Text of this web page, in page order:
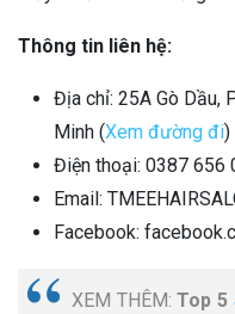
Thông tin liên hệ:
Địa chỉ: 25A Gò Dầu,
Minh (Xem đường đi)
Điện thoại: 0387 656
Email:
Facebook:
XEM THÊM:Top 5